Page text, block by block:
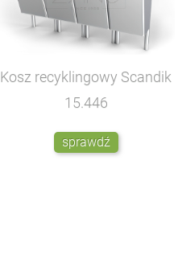
Kosz recyklingowy Scandik
15.446
sprawdź